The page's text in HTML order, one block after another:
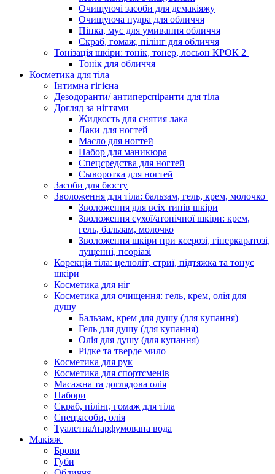
Очищуючі засоби для демакіяжу
Очищуюча пудра для обличчя
Пінка, мус для умивання обличчя
Скраб, гомаж, пілінг для обличчя
Тонізація шкіри: тонік, тонер, лосьон КРОК 2
Тонік для обличчя
Косметика для тіла
Інтимна гігієна
Дезодоранти/ антиперспіранти для тіла
Догляд за нігтями
Жидкость для снятия лака
Лаки для ногтей
Масло для ногтей
Набор для маникюра
Спецсредства для ногтей
Сыворотка для ногтей
Засоби для бюсту
Зволоження для тіла: бальзам, гель, крем, молочко
Зволоження для всіх типів шкіри
Зволоження сухої/атопічної шкіри: крем,
гель, бальзам, молочко
Зволоження шкіри при ксерозі, гіперкаратозі,
лущенні, псоріазі
Корекція тіла: целюліт, стриї, підтяжка та тонус
шкіри
Косметика для ніг
Косметика для очищення: гель, крем, олія для
душу
Бальзам, крем для душу (для купання)
Гель для душу (для купання)
Олія для душу (для купання)
Рідке та тверде мило
Косметика для рук
Косметика для спортсменів
Масажна та доглядова олія
Набори
Скраб, пілінг, гомаж для тіла
Спецзасоби, олія
Туалетна/парфумована вода
Макіяж
Брови
Губи